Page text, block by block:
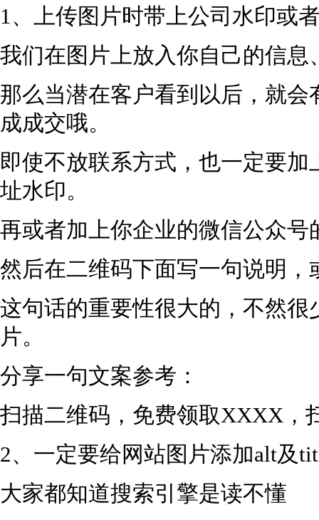
1、上传图片时带上公司水印或
我们在图片上放入你自己的信息
那么当潜在客户看到以后，就
成成交哦。
即使不放联系方式，也一定要
址水印。
再或者加上你企业的微信公众
然后在二维码下面写一句说明
这句话的重要性很大的，不然
片。
分享一句文案参考：
扫描二维码，免费领取XXXX，
2、一定要给网站图片添加alt及
大家都知道搜索引擎是读不懂